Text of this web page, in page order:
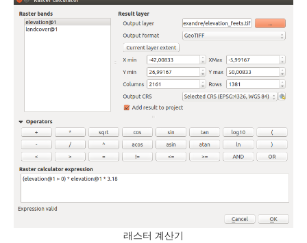
래스터 계산기